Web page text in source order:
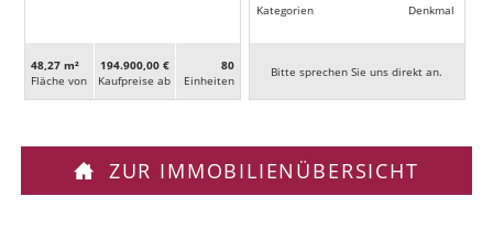
48,27 m²
Fläche von
194.900,00 €
Kaufpreise ab
80
Ein­heiten
Kategorien
Denkmal
Bitte sprechen Sie uns direkt an.
ZUR IMMOBILIENÜBERSICHT